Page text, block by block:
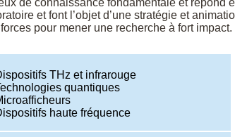
de connaissance fondamentale et répond
et font l’objet d’une stratégie et
pour mener une recherche à fort impact.
THz et infrarouge
quantiques
haute fréquence
Cornuet